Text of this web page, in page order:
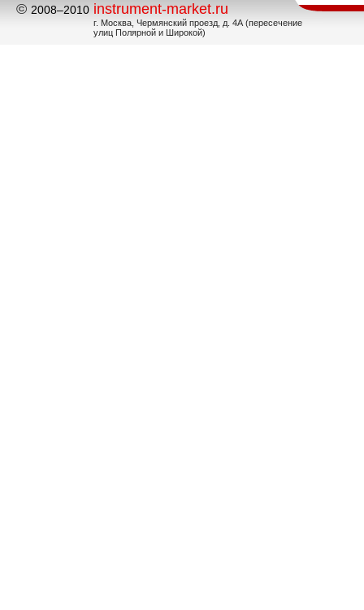
© 2008–2010 instrument-market.ru
г. Москва, Чермянский проезд, д. 4А (пересечение
улиц Полярной и Широкой)